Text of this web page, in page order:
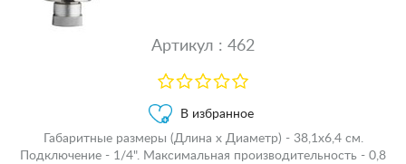
Артикул : 462
В избранное
Габаритные размеры (Длина х Диаметр) - 38,1х6,4 см.
Подключение - 1/4". Максимальная производительность - 0,8